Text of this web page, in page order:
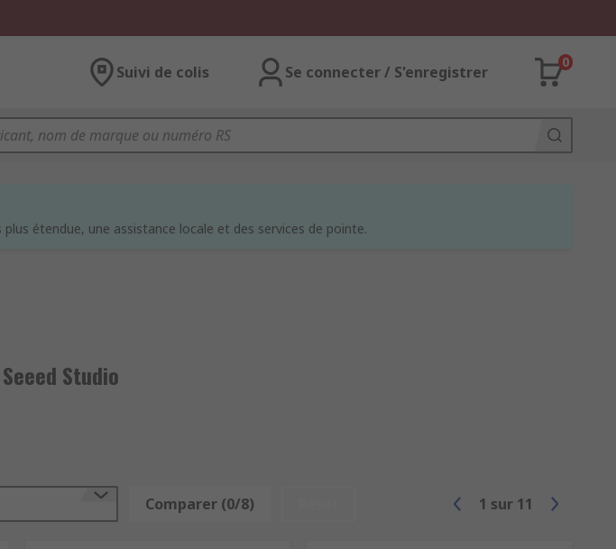
Suivi de colis Se connecter / S'enregistrer
0
étendue, une assistance locale et des services de pointe.
Studio
Comparer (0/8) 1 sur 11